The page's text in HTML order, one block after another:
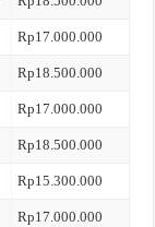
Rp17.000.000
Rp18.500.000
Rp17.000.000
Rp18.500.000
Rp15.300.000
Rp17.000.000